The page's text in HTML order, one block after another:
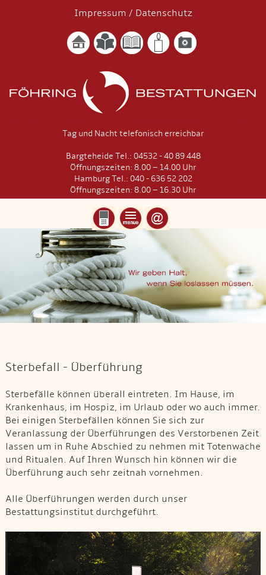
Impressum / Datenschutz
Tag und Nacht telefonisch erreichbar
Bargteheide Tel.: 04532 - 40 89 448
Öffnungszeiten: 8.00 – 14.00 Uhr
Hamburg Tel.: 040 - 636 52 202
Öffnungszeiten: 8.00 – 16.30 Uhr
Sterbefall - Überführung
Sterbefälle können überall eintreten. Im Hause, im
Krankenhaus, im Hospiz, im Urlaub oder wo auch immer.
Bei einigen Sterbefällen können Sie sich zur
Veranlassung der Überführungen des Verstorbenen Zeit
lassen um in Ruhe Abschied zu nehmen mit Totenwache
und Ritualen. Auf Ihren Wunsch hin können wir die
Überführung auch sehr zeitnah vornehmen.
Alle Überführungen werden durch unser
Bestattungsinstitut durchgeführt.